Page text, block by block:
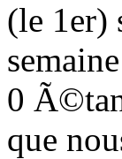
(le 1er)
0
que